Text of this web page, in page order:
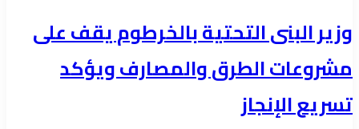
وزير البنى التحتية بالخرطوم يقف على
مشروعات الطرق والمصارف ويؤكد
تسريع الإنجاز